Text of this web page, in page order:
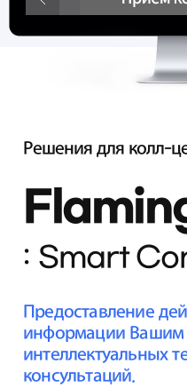
Решения для колл-
Smart
Предоставление
информации
интеллектуальных
консультаций.